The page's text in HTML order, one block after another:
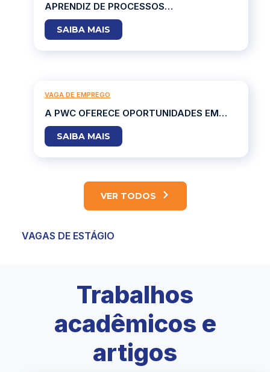
APRENDIZ DE PROCESSOS
ADMINISTRATIVOS – VALLOUREC -
BRUMADINHO
SAIBA MAIS
VAGA DE EMPREGO
A PWC OFERECE OPORTUNIDADES EM
DIVERSAS LOCALIDADES DO BRASIL
SAIBA MAIS
VER TODOS
VAGAS DE ESTÁGIO
Trabalhos
acadêmicos e
artigos